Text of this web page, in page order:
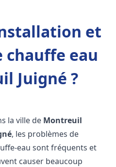
et
chauffe eau
Juigné ?
la ville de Montreuil
, les problèmes de
eau sont fréquents et
causer beaucoup